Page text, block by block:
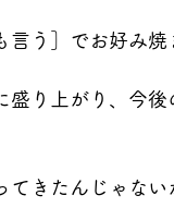
う］でお好み焼
盛り上がり、今
きたんじゃない